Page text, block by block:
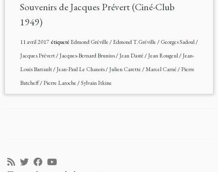
Souvenirs de Jacques Prévert (Ciné-Club
1949)
11 avril 2017étiqueté Edmond Gréville/Edmond T.Gréville/Georges Sadoul/
Jacques Prévert/Jacques-Bernard Brunius/Jean Dasté/Jean Rougeul/Jean-
Louis Barrault/Jean-Paul Le Chanois/Julien Carette/Marcel Carné/Pierre
Batcheff/Pierre Laroche/Sylvain Itkine